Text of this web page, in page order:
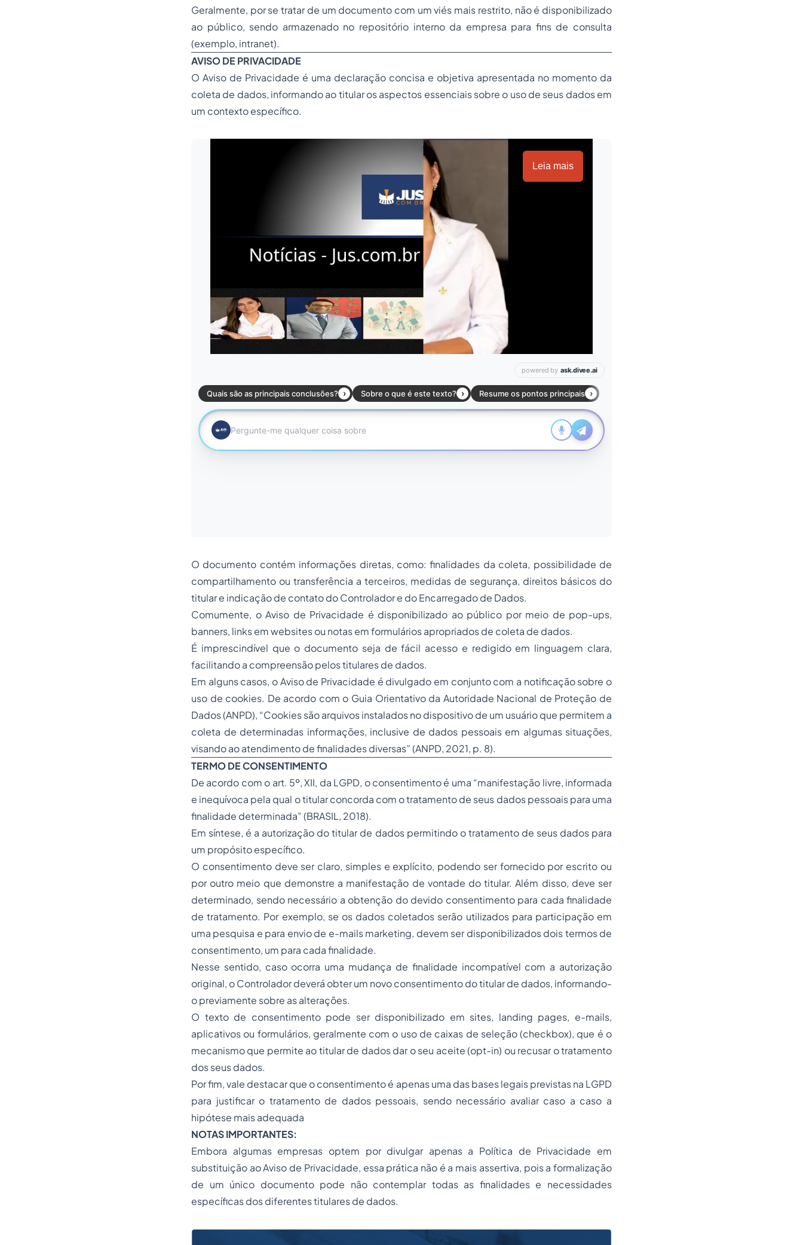
Geralmente, por se tratar de um documento com um viés mais restrito, não é disponibilizado
ao público, sendo armazenado no repositório interno da empresa para fins de consulta
(exemplo, intranet).
AVISO DE PRIVACIDADE
O Aviso de Privacidade é uma declaração concisa e objetiva apresentada no momento da
coleta de dados, informando ao titular os aspectos essenciais sobre o uso de seus dados em
um contexto específico.
Leia mais
O documento contém informações diretas, como: finalidades da coleta, possibilidade de
compartilhamento ou transferência a terceiros, medidas de segurança, direitos básicos do
titular e indicação de contato do Controlador e do Encarregado de Dados.
Comumente, o Aviso de Privacidade é disponibilizado ao público por meio de pop-ups,
banners, linksemwebsitesou notas em formulários apropriados de coleta de dados.
É imprescindível que o documento seja de fácil acesso e redigido em linguagem clara,
facilitando a compreensão pelos titulares de dados.
Em alguns casos, o Aviso de Privacidade é divulgado em conjunto com a notificação sobre o
uso de cookies. De acordo com o Guia Orientativo da Autoridade Nacional de Proteção de
Dados (ANPD), “Cookies são arquivos instalados no dispositivo de um usuário que permitem a
coleta de determinadas informações, inclusive de dados pessoais em algumas situações,
visando ao atendimento de finalidades diversas” (ANPD, 2021, p. 8).
TERMO DE CONSENTIMENTO
De acordo com o art. 5º, XII, da LGPD, o consentimento é uma “manifestação livre, informada
e inequívoca pela qual o titular concorda com o tratamento de seus dados pessoais para uma
finalidade determinada” (BRASIL, 2018).
Em síntese, é a autorização do titular de dados permitindo o tratamento de seus dados para
um propósito específico.
O consentimento deve ser claro, simples e explícito, podendo ser fornecido por escrito ou
por outro meio que demonstre a manifestação de vontade do titular. Além disso, deve ser
determinado, sendo necessário a obtenção do devido consentimento para cada finalidade
de tratamento. Por exemplo, se os dados coletados serão utilizados para participação em
uma pesquisa e para envio de e-mails marketing, devem ser disponibilizados dois termos de
consentimento, um para cada finalidade.
Nesse sentido, caso ocorra uma mudança de finalidade incompatível com a autorização
original, o Controlador deverá obter um novo consentimento do titular de dados, informando-
o previamente sobre as alterações.
O texto de consentimento pode ser disponibilizado em sites, landing pages, e-mails,
aplicativos ou formulários, geralmente com o uso de caixas de seleção (checkbox), que é o
mecanismo que permite ao titular de dados dar o seu aceite (opt-in) ou recusar o tratamento
dos seus dados.
Por fim, vale destacar que o consentimento é apenas uma das bases legais previstas na LGPD
para justificar o tratamento de dados pessoais, sendo necessário avaliar caso a caso a
hipótese mais adequada
NOTAS IMPORTANTES:
Embora algumas empresas optem por divulgar apenas a Política de Privacidade em
substituição ao Aviso de Privacidade, essa prática não é a mais assertiva, pois a formalização
de um único documento pode não contemplar todas as finalidades e necessidades
específicas dos diferentes titulares de dados.